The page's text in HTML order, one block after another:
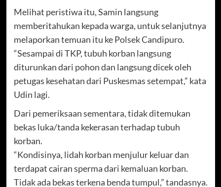
Melihat peristiwa itu, Samin langsung
memberitahukan kepada warga, untuk selanjutnya
melaporkan temuan itu ke Polsek Candipuro.
“Sesampai di TKP, tubuh korban langsung
diturunkan dari pohon dan langsung dicek oleh
petugas kesehatan dari Puskesmas setempat,” kata
Udin lagi.
Dari pemeriksaan sementara, tidak ditemukan
bekas luka/tanda kekerasan terhadap tubuh
korban.
“Kondisinya, lidah korban menjulur keluar dan
terdapat cairan sperma dari kemaluan korban.
Tidak ada bekas terkena benda tumpul,” tandasnya.